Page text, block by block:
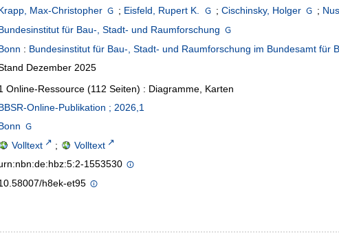
Max-Christopher ; Eisfeld, Rupert K. ; Cischinsky, Holger ;
für Bau-, Stadt- und Raumforschung
: Bundesinstitut für Bau-, Stadt- und Raumforschung im Bundesamt für
Dezember 2025
Online-Ressource (112 Seiten) : Diagramme, Karten
Online-Publikation ; 2026,1
Volltext ;
Volltext
1553530
h8ek-et95